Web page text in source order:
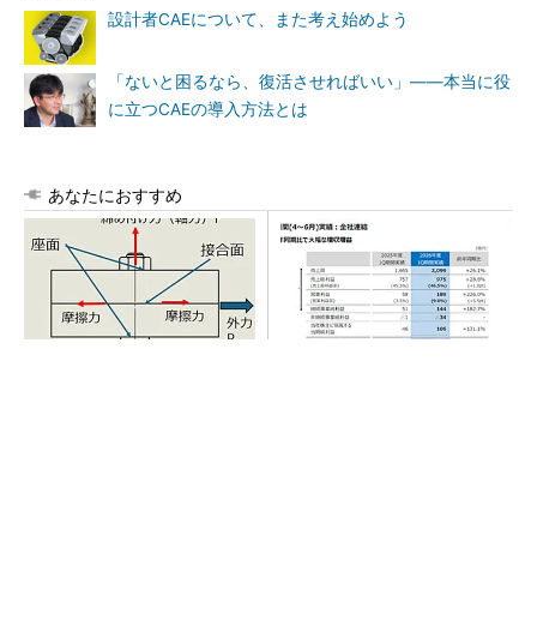
設計者CAEについて、また考え始めよう
「ないと困るなら、復活させればいい」――本当に役
に立つCAEの導入方法とは
あなたにおすすめ